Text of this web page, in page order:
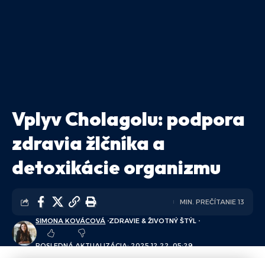
Vplyv Cholagolu: podpora
zdravia žlčníka a
detoxikácie organizmu
POSLEDNÁ AKTUALIZÁCIA: 2025.12.22. 05:29
SIMONA KOVÁCOVÁ ZDRAVIE & ŽIVOTNÝ ŠTÝL
MIN. PREČÍTANIE 13